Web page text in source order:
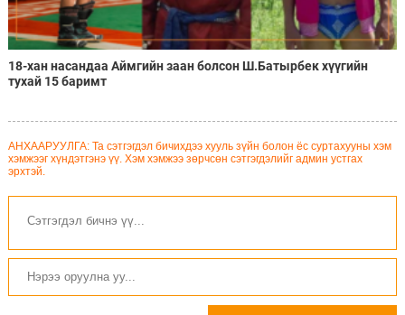
18-хан насандаа Аймгийн заан болсон Ш.Батырбек хүүгийн
тухай 15 баримт
АНХААРУУЛГА: Та сэтгэгдэл бичихдээ хууль зүйн болон ёс суртахууны хэм
хэмжээг хүндэтгэнэ үү. Хэм хэмжээ зөрчсөн сэтгэгдэлийг админ устгах
эрхтэй.